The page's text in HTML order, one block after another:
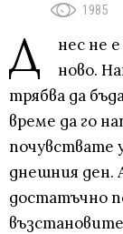
1985
Д
нес не
ново.
трябва да
време да го
почувствате
днешния ден.
достатъчно